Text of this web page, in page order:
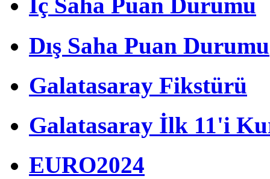
İç Saha Puan Durumu
Dış Saha Puan Durumu
Galatasaray Fikstürü
Galatasaray İlk 11'i
EURO2024